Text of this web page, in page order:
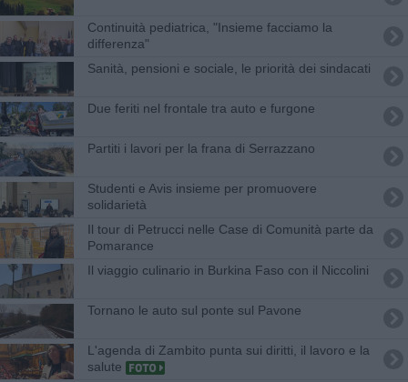
Continuità pediatrica, "Insieme facciamo la
differenza"
Sanità, pensioni e sociale, le priorità dei sindacati
Due feriti nel frontale tra auto e furgone
Partiti i lavori per la frana di Serrazzano
Studenti e Avis insieme per promuovere
solidarietà
Il tour di Petrucci nelle Case di Comunità parte da
Pomarance
Il viaggio culinario in Burkina Faso con il Niccolini
Tornano le auto sul ponte sul Pavone
L'agenda di Zambito punta sui diritti, il lavoro e la
salute